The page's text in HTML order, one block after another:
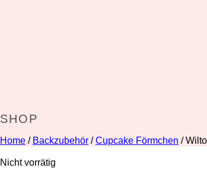
SHOP
Home / Backzubehör /Cupcake Förmchen /
Nicht vorrätig